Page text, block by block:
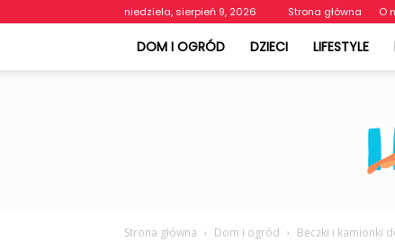
niedziela, sierpień 9, 2026 Strona główna O
DOM I OGRÓD DZIECI LIFESTYLE
Strona główna Dom i ogród Beczki i kamionki